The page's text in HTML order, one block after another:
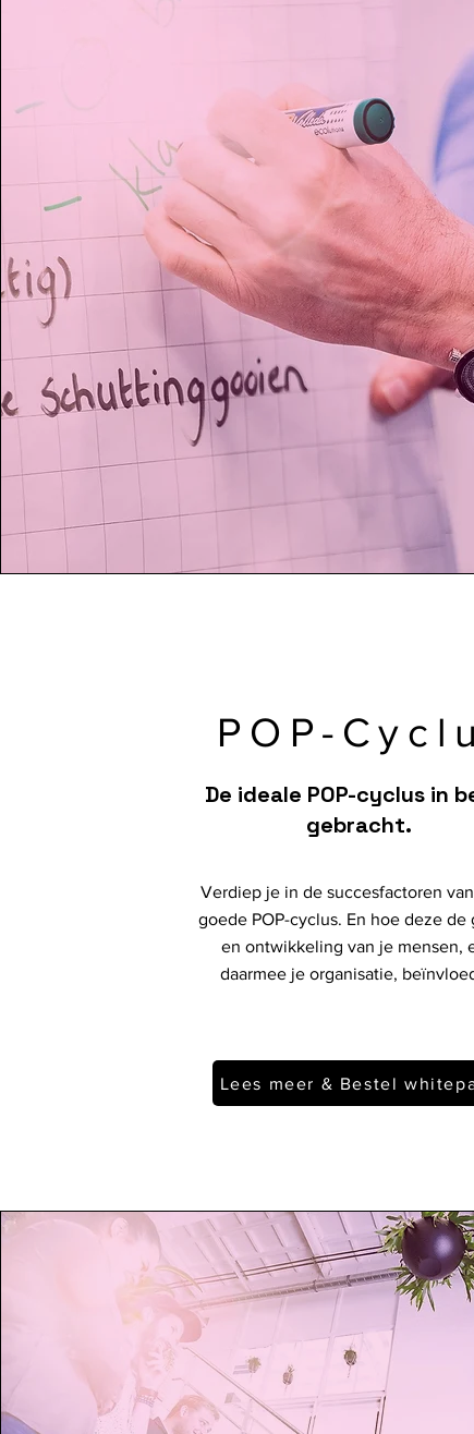
POP-
De ideale POP-cyclus in
gebracht.
Verdiep je in de succesfactoren
goede POP-cyclus. En hoe deze de
en ontwikkeling van je mensen,
daarmee je organisatie,
Lees meer & Bestel